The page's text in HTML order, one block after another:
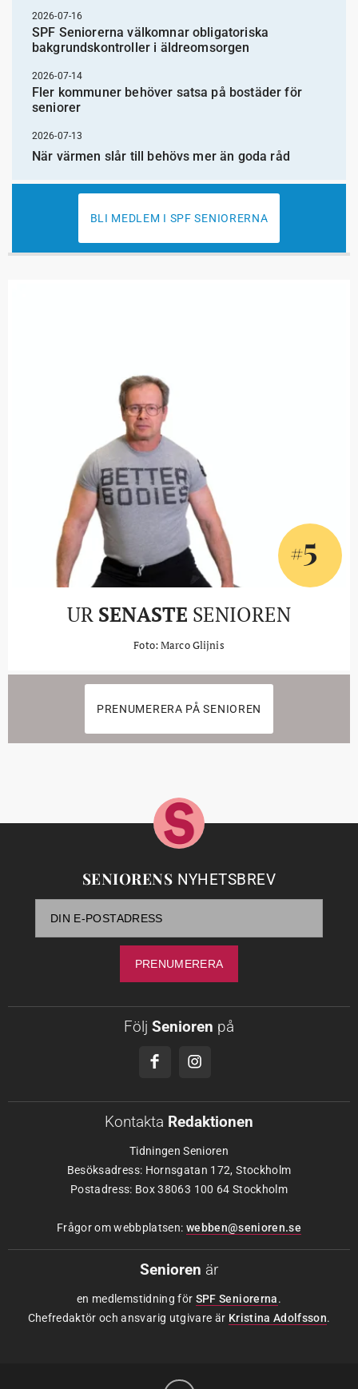
2026-07-16
SPF Seniorerna välkomnar obligatoriska
bakgrundskontroller i äldreomsorgen
2026-07-14
Fler kommuner behöver satsa på bostäder för
seniorer
2026-07-13
När värmen slår till behövs mer än goda råd
BLI MEDLEM I SPF SENIORERNA
#5
UR SENASTE SENIOREN
Foto: Marco Glijnis
PRENUMERERA PÅ SENIOREN
SENIORENS NYHETSBREV
Följ Senioren på
Kontakta Redaktionen
Tidningen Senioren
Besöksadress: Hornsgatan 172, Stockholm
Postadress: Box 38063 100 64 Stockholm
Frågor om webbplatsen: webben@senioren.se
Senioren är
en medlemstidning för SPF Seniorerna.
Chefredaktör och ansvarig utgivare är Kristina Adolfsson.